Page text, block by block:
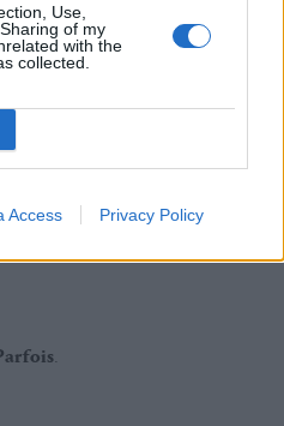
Use,
of my
with the
collected.
Access Privacy Policy
.